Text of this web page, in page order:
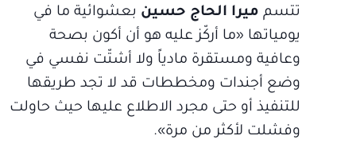
تتسم ميرا الحاج حسين بعشوائية ما في
يومياتها «ما أركّز عليه هو أن أكون بصحة
وعافية ومستقرة مادياً ولا أشتّت نفسي في
وضع أجندات ومخططات قد لا تجد طريقها
للتنفيذ أو حتى مجرد الاطلاع عليها حيث حاولت
وفشلت لأكثر من مرة».